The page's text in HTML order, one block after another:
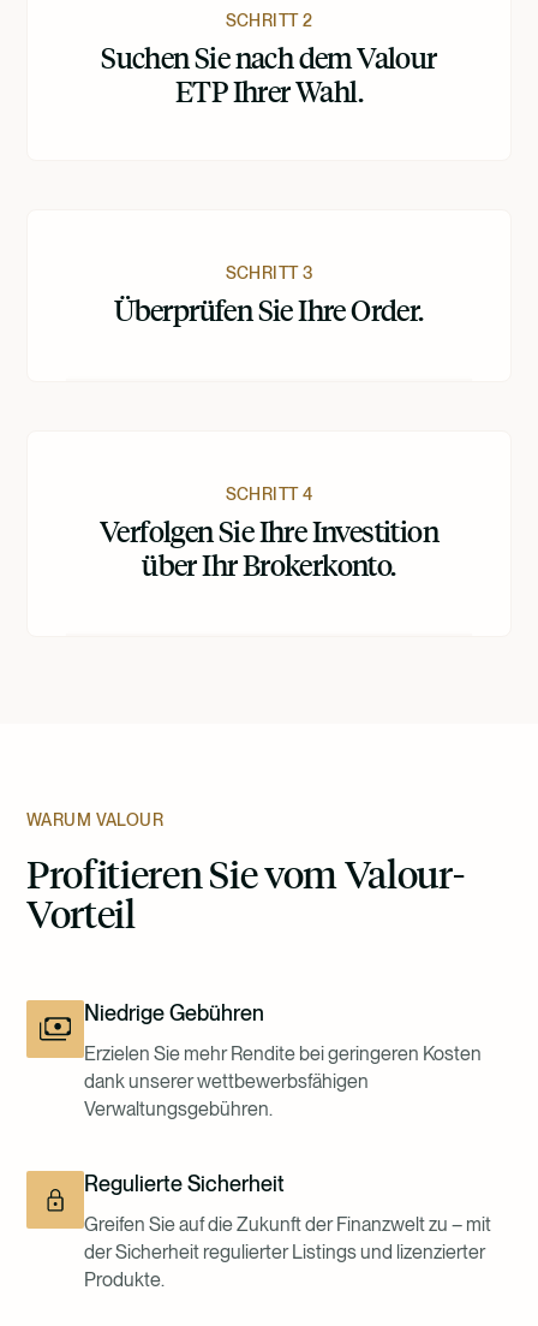
SCHRITT 2
Suchen Sie nach dem Valour
ETP Ihrer Wahl.
SCHRITT 3
Überprüfen Sie Ihre Order.
SCHRITT 4
Verfolgen Sie Ihre Investition
über Ihr Brokerkonto.
WARUM VALOUR
Profitieren Sie vom Valour-
Vorteil
Niedrige Gebühren
Erzielen Sie mehr Rendite bei geringeren Kosten
dank unserer wettbewerbsfähigen
Verwaltungsgebühren.
Regulierte Sicherheit
Greifen Sie auf die Zukunft der Finanzwelt zu – mit
der Sicherheit regulierter Listings und lizenzierter
Produkte.